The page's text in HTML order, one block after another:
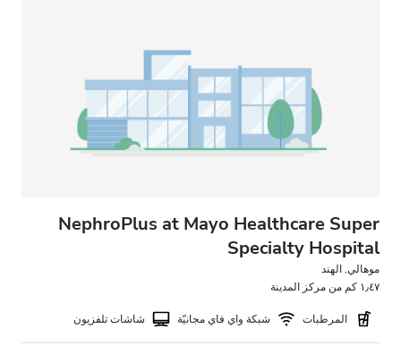
NephroPlus at Mayo Healthcare Super
Specialty Hospital
موهالي, الهند
١٫٤٧ كم من مركز المدينة
المرطبات شبكة واي فاي مجانيّة شاشات تلفزيون